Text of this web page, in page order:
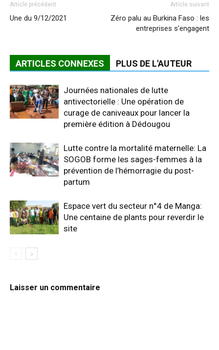
Article précédent
Une du 9/12/2021
Article suivant
Zéro palu au Burkina Faso : les
entreprises s’engagent
ARTICLES CONNEXES PLUS DE L'AUTEUR
Journées nationales de lutte
antivectorielle : Une opération de
curage de caniveaux pour lancer la
première édition à Dédougou
Lutte contre la mortalité maternelle: La
SOGOB forme les sages-femmes à la
prévention de l’hémorragie du post-
partum
Espace vert du secteur n°4 de Manga:
Une centaine de plants pour reverdir le
site
Laisser un commentaire